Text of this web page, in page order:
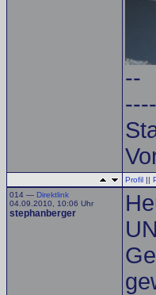
--
Profil ||
014 — Direktlink
04.09.2010, 10:06 Uhr
stephanberger